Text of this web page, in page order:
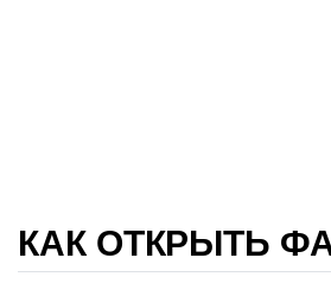
КАК ОТКРЫТЬ